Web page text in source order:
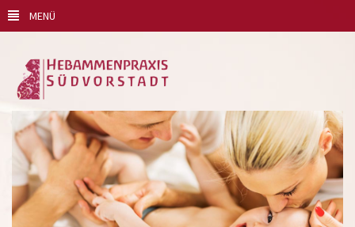
MENÜ